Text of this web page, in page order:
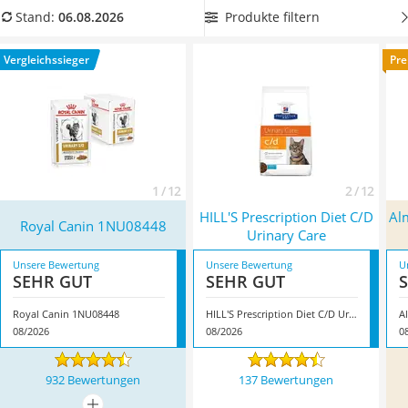
Philips-Sonicare-Zahnbürste
Mineralfutter Pferd
Massagegerät
wählen Sie jetzt ein Urinary-Katzenfutter ohne Getreide und
uns hier im August 2026 besonders das Modell
1NU08448* mit seinen Eigenschaften.
Stand: 06.08.2026 Produkte filtern
Vergleichssieger
1 / 12 2 / 12
Royal Canin 1NU08448
HILL'S Prescription Diet C/D
Urinary Care
Unsere Bewertung
SEHR GUT
Royal Canin 1NU08448
08/2026
Unsere Bewertung
SEHR GUT
HILL'S Prescription Diet C/D Urinary Care
08/2026
932 Bewertungen 137 Bewertungen